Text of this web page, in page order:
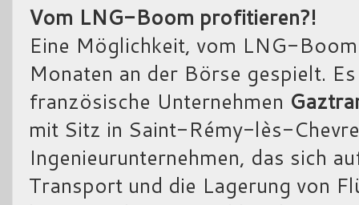
Vom LNG-Boom profitieren?!
Eine Möglichkeit, vom LNG-
Monaten an der Börse gespielt.
französische Unternehmen
mit Sitz in Saint-Rémy-lès-
Ingenieurunternehmen, das sich
Transport und die Lagerung von